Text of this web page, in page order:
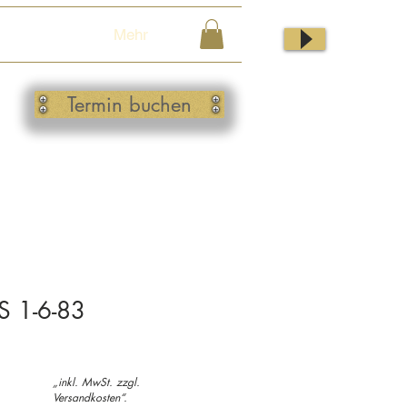
Mehr
Termin buchen
1-6-83
„inkl. MwSt. zzgl.
Versandkosten“.